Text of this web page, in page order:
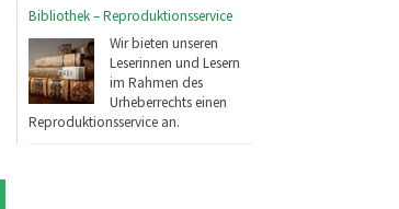
Bibliothek – Reproduktionsservice
Wir bieten unseren
Leserinnen und Lesern
im Rahmen des
Urheberrechts einen
Reproduktionsservice an.